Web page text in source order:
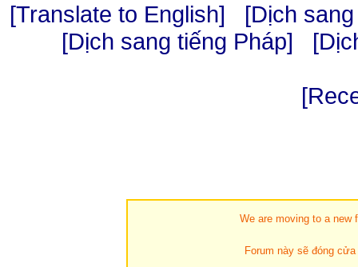
[Translate to English]
[Dịch
[Dịch sang tiếng Pháp]
We are moving to a new
Forum này sẽ đóng